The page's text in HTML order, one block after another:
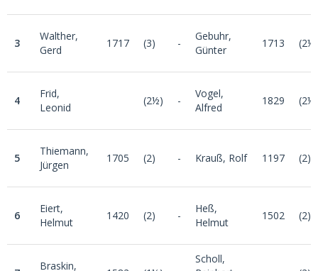
3
Walther,
Gerd
1717 (3) -
Gebuhr,
Günter
1713 (2½)
4
Frid,
Leonid
(2½) -
Vogel,
Alfred
1829 (2½)
5
Thiemann,
Jürgen
1705 (2) - Krauß, Rolf 1197 (2)
6
Eiert,
Helmut
1420 (2) -
Heß,
Helmut
1502 (2)
Braskin,
Scholl,